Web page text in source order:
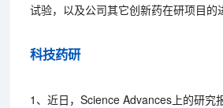
试验，以及公司其它创新药在研项目的
科技药研
1、近日，Science Advances上的研究